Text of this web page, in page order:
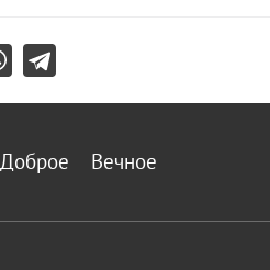
Доброе Вечное